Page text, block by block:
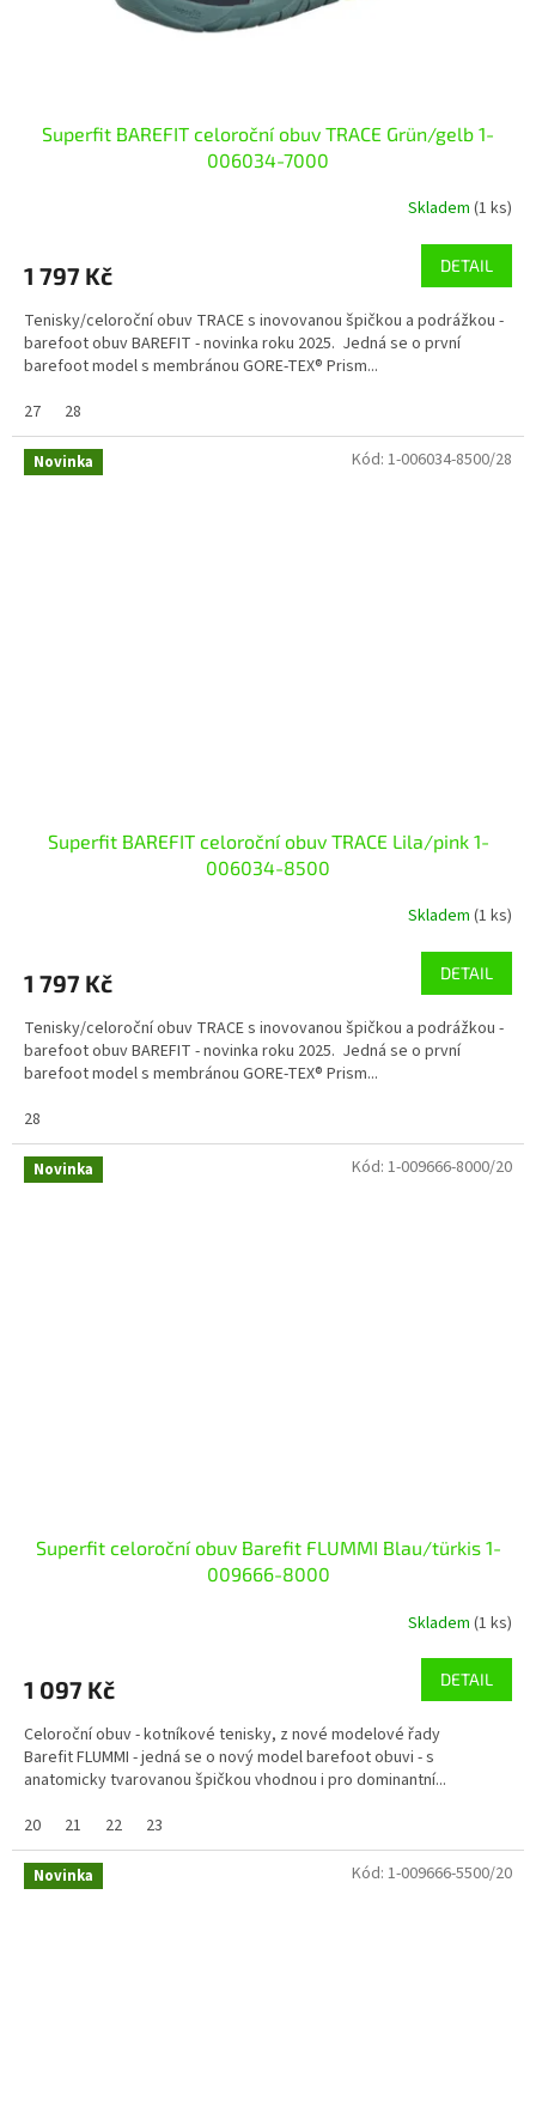
Superfit BAREFIT celoroční obuv TRACE Grün/gelb 1-
006034-7000
Skladem (1 ks)
1 797 Kč DETAIL
Tenisky/celoroční obuv TRACE s inovovanou špičkou a podrážkou -
barefoot obuv BAREFIT - novinka roku 2025. Jedná se o první
barefoot model s membránou GORE-TEX® Prism...
27
28
Novinka
Superfit BAREFIT celoroční obuv TRACE Lila/pink 1-
006034-8500
Skladem (1 ks)
1 797 Kč DETAIL
Tenisky/celoroční obuv TRACE s inovovanou špičkou a podrážkou -
barefoot obuv BAREFIT - novinka roku 2025. Jedná se o první
barefoot model s membránou GORE-TEX® Prism...
28
Kód: 1-006034-8500/28
Novinka
Superfit celoroční obuv Barefit FLUMMI Blau/türkis 1-
009666-8000
Skladem (1 ks)
1 097 Kč DETAIL
Celoroční obuv - kotníkové tenisky, z nové modelové řady
Barefit FLUMMI - jedná se o nový model barefoot obuvi - s
anatomicky tvarovanou špičkou vhodnou i pro dominantní...
20
21 22 23
Kód: 1-009666-8000/20
Novinka Kód: 1-009666-5500/20